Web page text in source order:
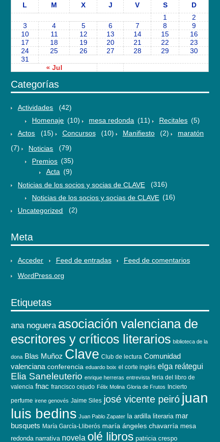
L
M X J V S D
« Jul
1
2
3
4 5 6 7 8
9
10
11 12 13 14 15
16
17
18 19 20 21 22
23
24
25 26 27 28 29
30
31
Categorías
Actividades
(42)
Homenaje (10) mesa redonda (11) Recitales (5)
Actos
(15) Concursos (10) Manifiesto (2)
maratón
(7)
Noticias
(79)
Premios (35)
Acta (9)
Noticias de los socios y socias de CLAVE
(316)
Noticias de los socios y socias de CLAVE (16)
Uncategorized
(2)
Meta
Acceder Feed de entradas
Feed de comentarios
WordPress.org
Etiquetas
ana noguera asociación valenciana de
escritores y críticos literarios biblioteca de la
dona Blas Muñoz Clave Club de lectura Comunidad
valenciana conferencia eduardo boix el corte inglés elga reátegui
Elia Saneleuterio enrique herreras entrevista feria del libro de
valencia fnac francisco cejudo Félix Molina Gloria de Frutos Incierto
perfume irene genovés Jaime Siles josé vicente peiró juan
luis bedins Juan Pablo Zapater la ardilla literaria mar
busquets María García-Lliberós maría ángeles chavarría mesa
redonda narrativa novela olé libros patricia crespo